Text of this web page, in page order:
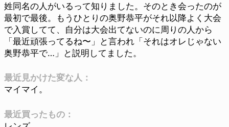
姓同名の人がいるって知りました。そのとき会ったのが
最初で最後。もうひとりの奥野恭平がそれ以降よく大会
で入賞してて、自分は大会出てないのに周りの人から
「最近頑張ってるね〜」と言われ「それはオレじゃない
奥野恭平で…」と説明してました。
最近見かけた変な人：
マイマイ。
最近買ったもの：